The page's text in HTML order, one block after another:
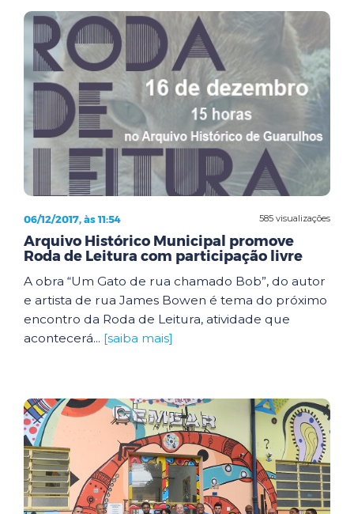
585 visualizações
06/12/2017, às 11:54
Arquivo Histórico Municipal promove
Roda de Leitura com participação livre
A obra “Um Gato de rua chamado Bob”, do autor
e artista de rua James Bowen é tema do próximo
encontro da Roda de Leitura, atividade que
acontecerá... [saiba mais]